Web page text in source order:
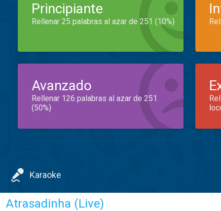
Principiante
Rellenar 25 palabras al azar de 251 (10%)
Avanzado
Rellenar 126 palabras al azar de 251
(50%)
Karaoke
Atrasadinha (Live)